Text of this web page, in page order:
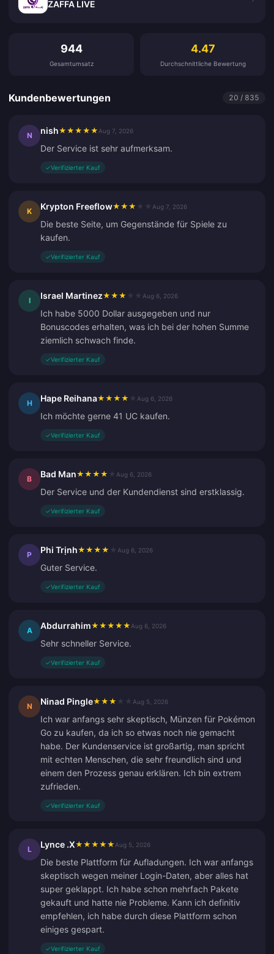
ZAFFA LIVE
944
Gesamtumsatz
4.47
Durchschnittliche Bewertung
Kundenbewertungen 20 / 835
N nish★ ★ ★ ★ ★ Aug 7, 2026
Der Service ist sehr aufmerksam.
✓Verifizierter Kauf
K Krypton Freeflow★ ★ ★ Aug 7, 2026
Die beste Seite, um Gegenstände für Spiele zu
kaufen.
✓Verifizierter Kauf
I Israel Martinez★ ★ ★ Aug 6, 2026
Ich habe 5000 Dollar ausgegeben und nur
Bonuscodes erhalten, was ich bei der hohen Summe
ziemlich schwach finde.
✓Verifizierter Kauf
H Hape Reihana★ ★ ★ ★ Aug 6, 2026
Ich möchte gerne 41 UC kaufen.
✓Verifizierter Kauf
B Bad Man★ ★ ★ ★ Aug 6, 2026
Der Service und der Kundendienst sind erstklassig.
✓Verifizierter Kauf
P Phi Trịnh★ ★ ★ ★ Aug 6, 2026
Guter Service.
✓Verifizierter Kauf
A Abdurrahim★ ★ ★ ★ ★ Aug 6, 2026
Sehr schneller Service.
✓Verifizierter Kauf
N Ninad Pingle★ ★ ★ Aug 5, 2026
Ich war anfangs sehr skeptisch, Münzen für Pokémon
Go zu kaufen, da ich so etwas noch nie gemacht
habe. Der Kundenservice ist großartig, man spricht
mit echten Menschen, die sehr freundlich sind und
einem den Prozess genau erklären. Ich bin extrem
zufrieden.
✓Verifizierter Kauf
L Lynce .X★ ★ ★ ★ ★ Aug 5, 2026
Die beste Plattform für Aufladungen. Ich war anfangs
skeptisch wegen meiner Login-Daten, aber alles hat
super geklappt. Ich habe schon mehrfach Pakete
gekauft und hatte nie Probleme. Kann ich definitiv
empfehlen, ich habe durch diese Plattform schon
einiges gespart.
✓Verifizierter Kauf